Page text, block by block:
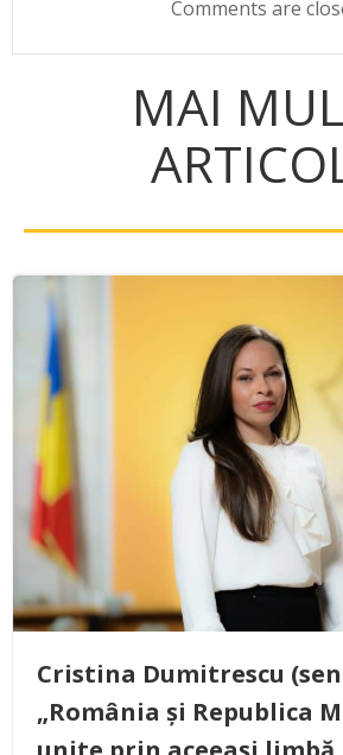
Comments are
MAI
Cristina Dumitrescu
„România și Republica